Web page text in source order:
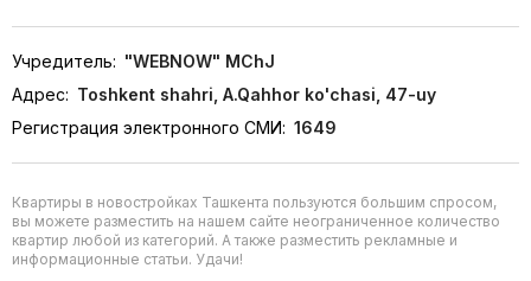
Учредитель: "WEBNOW" MChJ
Адрес: Toshkent shahri, A.Qahhor ko'chasi, 47-uy
Регистрация электронного СМИ: 1649
Квартиры в новостройках Ташкента пользуются большим спросом,
вы можете разместить на нашем сайте неограниченное количество
квартир любой из категорий. А также разместить рекламные и
информационные статьи. Удачи!